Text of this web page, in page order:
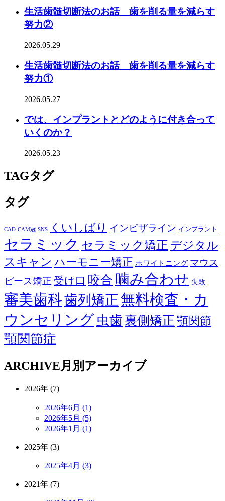
生活歯髄切断法のお話 歯を削る量を減らす
努力②
2026.05.29
生活歯髄切断法のお話 歯を削る量を減らす
努力①
2026.05.27
では、インプラントとどのように付き合って
いくのか？
2026.05.23
TAGタグ
タグ
CAD-CAM冠 SNS くいしばり インビザライン インプラント
セラミック セラミック矯正 デジタル
スキャン ハーモニー矯正 ホワイトニング マウス
ピース矯正 受け口 咬合 噛み合わせ 失敗
審美歯科歯列矯正 無料検査・カ
ウンセリング 虫歯 裏側矯正 顎関節
顎関節症
ARCHIVE月別アーカイブ
2026年 (7)
2026年6月 (1)
2026年5月 (5)
2026年1月 (1)
2025年 (3)
2025年4月 (3)
2021年 (7)